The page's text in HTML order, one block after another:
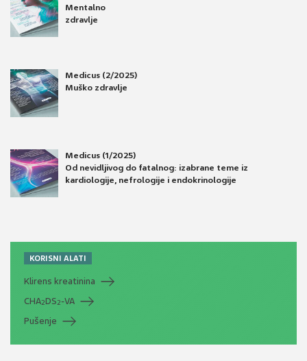
Mentalno
zdravlje
Medicus (2/2025)
Muško zdravlje
Medicus (1/2025)
Od nevidljivog do fatalnog: izabrane teme iz
kardiologije, nefrologije i endokrinologije
KORISNI ALATI
Klirens kreatinina
CHA2DS2-VA
Pušenje